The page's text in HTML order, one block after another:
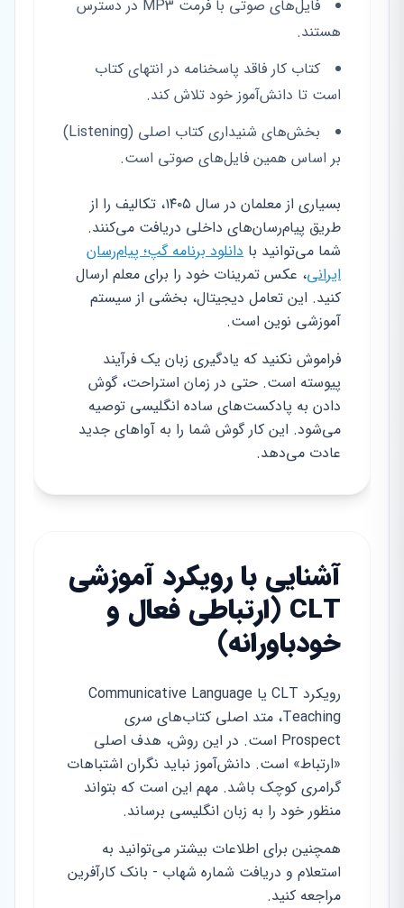
فایل‌های صوتی با فرمت MP3 در دسترس
هستند.
کتاب کار فاقد پاسخنامه در انتهای کتاب
است تا دانش‌آموز خود تلاش کند.
بخش‌های شنیداری کتاب اصلی (Listening)
بر اساس همین فایل‌های صوتی است.
بسیاری از معلمان در سال ۱۴۰۵، تکالیف را از
طریق پیام‌رسان‌های داخلی دریافت می‌کنند.
شما می‌توانید با دانلود برنامه گپ؛ پیام‌رسان
ایرانی، عکس تمرینات خود را برای معلم ارسال
کنید. این تعامل دیجیتال، بخشی از سیستم
آموزشی نوین است.
فراموش نکنید که یادگیری زبان یک فرآیند
پیوسته است. حتی در زمان استراحت، گوش
دادن به پادکست‌های ساده انگلیسی توصیه
می‌شود. این کار گوش شما را به آواهای جدید
عادت می‌دهد.
آشنایی با رویکرد آموزشی
CLT (ارتباطی فعال و
خودباورانه)
رویکرد CLT یا Communicative Language
Teaching، متد اصلی کتاب‌های سری
Prospect است. در این روش، هدف اصلی
«ارتباط» است. دانش‌آموز نباید نگران اشتباهات
گرامری کوچک باشد. مهم این است که بتواند
منظور خود را به زبان انگلیسی برساند.
همچنین برای اطلاعات بیشتر می‌توانید به
استعلام و دریافت شماره شهاب - بانک کارآفرین
مراجعه کنید.